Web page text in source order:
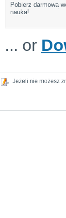
Pobierz darmową
nauka!
... or
Jeżeli nie możesz